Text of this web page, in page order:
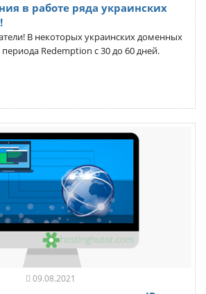
в работе ряда украинских
В некоторых украинских доменных
Redemption с 30 до 60 дней.
09.08.2021